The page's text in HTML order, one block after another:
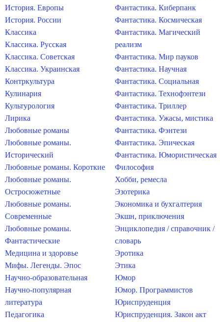
История. Европы
История. России
Классика
Классика. Русская
Классика. Советская
Классика. Украинская
Контркультура
Кулинария
Культурология
Лирика
Любовные романы
Любовные романы.
Исторический
Любовные романы. Короткие
Любовные романы.
Остросюжетные
Любовные романы.
Современные
Любовные романы.
Фантастические
Медицина и здоровье
Мифы. Легенды. Эпос
Научно-образовательная
Научно-популярная
литература
Педагогика
Фантастика. Киберпанк
Фантастика. Космическая
Фантастика. Магический
реализм
Фантастика. Мир пауков
Фантастика. Научная
Фантастика. Социальная
Фантастика. Технофэнтези
Фантастика. Триллер
Фантастика. Ужасы, мистика
Фантастика. Фэнтези
Фантастика. Эпическая
Фантастика. Юмористическая
Философия
Хобби, ремесла
Эзотерика
Экономика и бухгалтерия
Экшн, приключения
Энциклопедия / справочник /
словарь
Эротика
Этика
Юмор
Юмор. Программистов
Юриспруденция
Юриспруденция. Закон акт